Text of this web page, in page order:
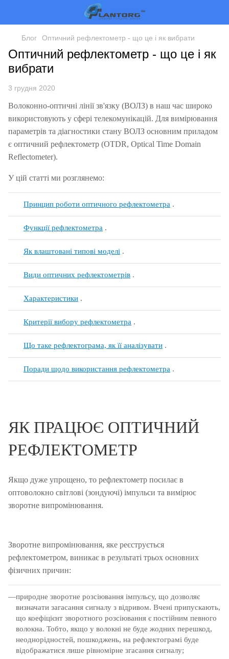
Блог Оптичний рефлектометр - що це і як вибрати
Оптичний рефлектометр - що це і як
вибрати
3 грудня 2020
Волоконно-оптичні лінії зв'язку (ВОЛЗ) в наш час широко
використовують у сфері телекомунікацій. Для вимірювання
параметрів та діагностики стану ВОЛЗ основним приладом
є оптичний рефлектометр (OTDR, Optical Time Domain
Reflectometer).
У цій статті ми розглянемо:
Принцип роботи оптичного рефлектометра .
Функції рефлектометра .
Як влаштовані типові моделі .
Види оптичних рефлектометрів .
Характеристики .
Критерії вибору рефлектометра .
Що таке рефлектограма, як її аналізувати .
Поради щодо використання рефлектометра .
ЯК ПРАЦЮЄ ОПТИЧНИЙ
РЕФЛЕКТОМЕТР
Якщо дуже упрощено, то рефлектометр посилає в
оптоволокно світлові (зондуючі) імпульси та вимірює
зворотне випромінювання.
Зворотне випромінювання, яке реєструється
рефлектометром, виникає в результаті трьох основних
фізичних причин:
природне зворотне розсіювання імпульсу, що дозволяє
визначати загасання сигналу з відривом. Вчені припускають,
що коефіцієнт зворотного розсіювання є постійним певного
волокна. Тобто, якщо у волокні не буде жодних перешкод,
неоднорідностей, пошкоджень, на рефлектограмі буде
відображатися лише рівномірне згасання сигналу;